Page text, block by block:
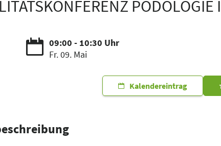
PODOLOGIE
09:00 - 10:30 Uhr
Fr. 09. Mai
Kalendereintrag